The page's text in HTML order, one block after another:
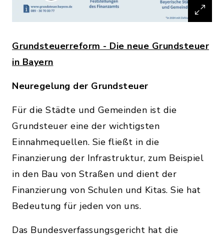
Grundsteuerreform - Die neue Grundsteuer
in Bayern
Neuregelung der Grundsteuer
Für die Städte und Gemeinden ist die
Grundsteuer eine der wichtigsten
Einnahmequellen. Sie fließt in die
Finanzierung der Infrastruktur, zum Beispiel
in den Bau von Straßen und dient der
Finanzierung von Schulen und Kitas. Sie hat
Bedeutung für jeden von uns.
Das Bundesverfassungsgericht hat die